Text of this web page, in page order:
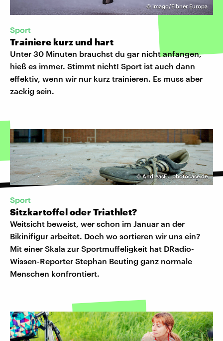
©imago/Eibner Europa
Sport
Trainiere kurz und hart
Unter 30 Minuten brauchst du gar nicht anfangen,
hieß es immer. Stimmt nicht! Sport ist auch dann
effektiv, wenn wir nur kurz trainieren. Es muss aber
zackig sein.
©AndreasF. | photocase.de
Sport
Sitzkartoffel oder Triathlet?
Weitsicht beweist, wer schon im Januar an der
Bikinifigur arbeitet. Doch wo sortieren wir uns ein?
Mit einer Skala zur Sportmuffeligkeit hat DRadio-
Wissen-Reporter Stephan Beuting ganz normale
Menschen konfrontiert.